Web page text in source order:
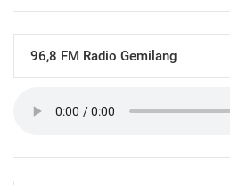
96,8 FM Radio Gemilang